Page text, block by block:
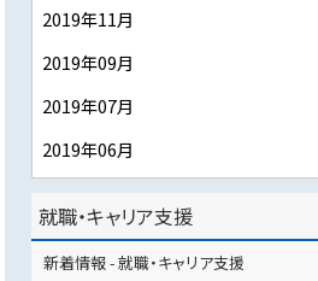
2019年11月
2019年09月
2019年07月
2019年06月
就職・キャリア支援
新着情報 - 就職・キャリア支援